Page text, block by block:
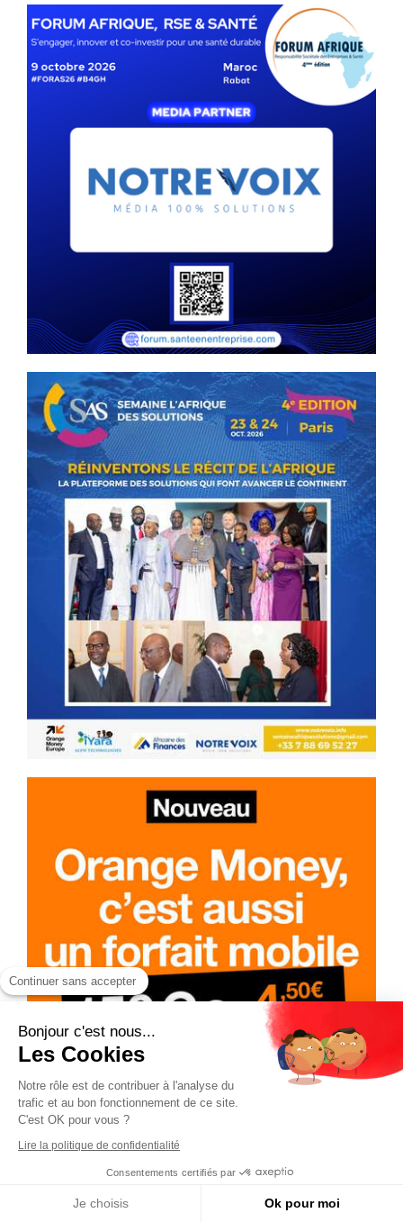
Continuer sans accepter
Bonjour c'est nous...
Les Cookies
Notre rôle est de contribuer à l'analyse du
trafic et au bon fonctionnement de ce site.
C'est OK pour vous ?
Lire la politique de confidentialité
Consentements certifiés par
Je choisis Ok pour moi